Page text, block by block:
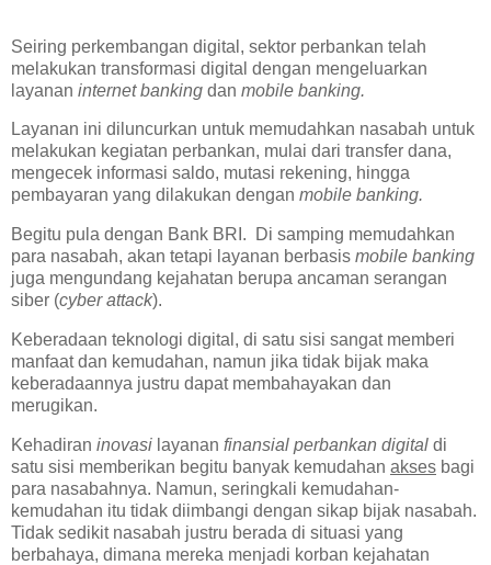
Seiring perkembangan digital, sektor perbankan telah
melakukan transformasi digital dengan mengeluarkan
layanan internet banking dan mobile banking.
Layanan ini diluncurkan untuk memudahkan nasabah untuk
melakukan kegiatan perbankan, mulai dari transfer dana,
mengecek informasi saldo, mutasi rekening, hingga
pembayaran yang dilakukan dengan mobile banking.
Begitu pula dengan Bank BRI. Di samping memudahkan
para nasabah, akan tetapi layanan berbasis mobile banking
juga mengundang kejahatan berupa ancaman serangan
siber (cyber attack).
Keberadaan teknologi digital, di satu sisi sangat memberi
manfaat dan kemudahan, namun jika tidak bijak maka
keberadaannya justru dapat membahayakan dan
merugikan.
Kehadiran inovasi layanan finansial perbankan digital di
satu sisi memberikan begitu banyak kemudahan akses bagi
para nasabahnya. Namun, seringkali kemudahan-
kemudahan itu tidak diimbangi dengan sikap bijak nasabah.
Tidak sedikit nasabah justru berada di situasi yang
berbahaya, dimana mereka menjadi korban kejahatan